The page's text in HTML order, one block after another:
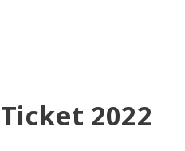
Ticket 2022